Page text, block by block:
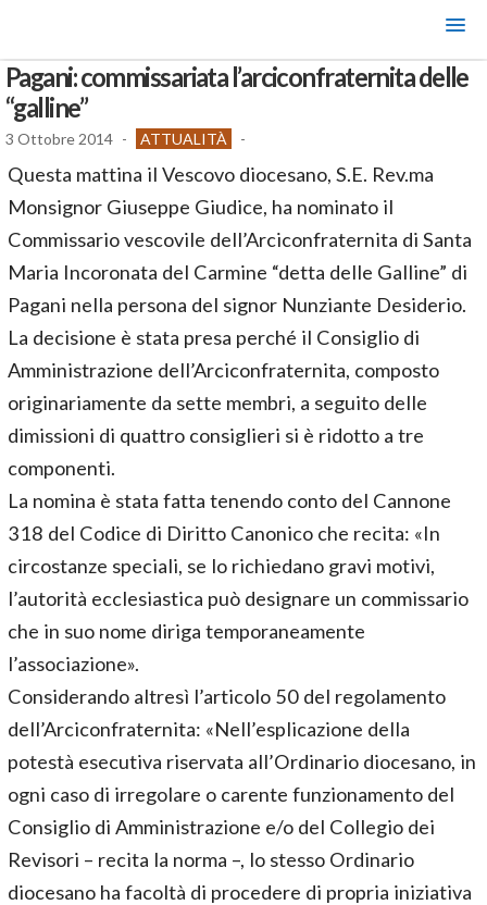
Pagani: commissariata l’arciconfraternita delle
“galline”
3 Ottobre 2014 - ATTUALITÀ -
Questa mattina il Vescovo diocesano, S.E. Rev.ma
Monsignor Giuseppe Giudice, ha nominato il
Commissario vescovile dell’Arciconfraternita di Santa
Maria Incoronata del Carmine “detta delle Galline” di
Pagani nella persona del signor Nunziante Desiderio.
La decisione è stata presa perché il Consiglio di
Amministrazione dell’Arciconfraternita, composto
originariamente da sette membri, a seguito delle
dimissioni di quattro consiglieri si è ridotto a tre
componenti.
La nomina è stata fatta tenendo conto del Cannone
318 del Codice di Diritto Canonico che recita: «In
circostanze speciali, se lo richiedano gravi motivi,
l’autorità ecclesiastica può designare un commissario
che in suo nome diriga temporaneamente
l’associazione».
Considerando altresì l’articolo 50 del regolamento
dell’Arciconfraternita: «Nell’esplicazione della
potestà esecutiva riservata all’Ordinario diocesano, in
ogni caso di irregolare o carente funzionamento del
Consiglio di Amministrazione e/o del Collegio dei
Revisori – recita la norma –, lo stesso Ordinario
diocesano ha facoltà di procedere di propria iniziativa